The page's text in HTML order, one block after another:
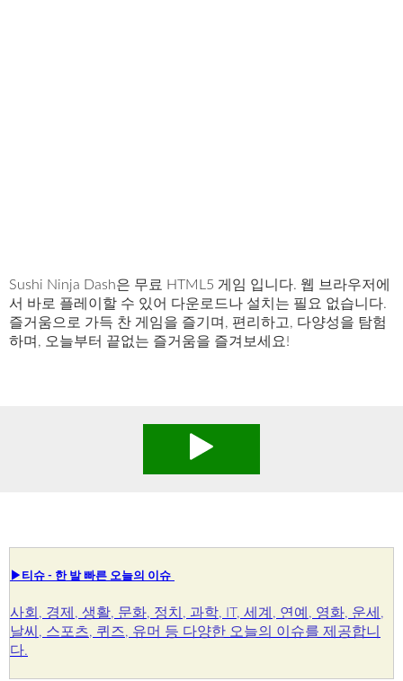
Sushi Ninja Dash은 무료 HTML5 게임 입니다. 웹 브라우저에
서 바로 플레이할 수 있어 다운로드나 설치는 필요 없습니다.
즐거움으로 가득 찬 게임을 즐기며, 편리하고, 다양성을 탐험
하며, 오늘부터 끝없는 즐거움을 즐겨보세요!
▶티슈 - 한 발 빠른 오늘의 이슈
사회, 경제, 생활, 문화, 정치, 과학, IT, 세계, 연예, 영화, 운세,
날씨, 스포츠, 퀴즈, 유머 등 다양한 오늘의 이슈를 제공합니
다.